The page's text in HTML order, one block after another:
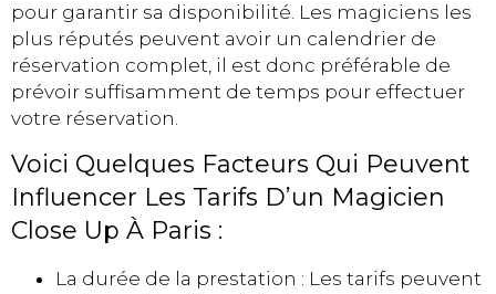
pour garantir sa disponibilité. Les magiciens les
plus réputés peuvent avoir un calendrier de
réservation complet, il est donc préférable de
prévoir suffisamment de temps pour effectuer
votre réservation.
Voici Quelques Facteurs Qui Peuvent
Influencer Les Tarifs D’un Magicien
Close Up À Paris :
La durée de la prestation : Les tarifs peuvent